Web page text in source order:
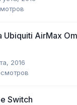
Ubiquiti AirMax
2016
Switch